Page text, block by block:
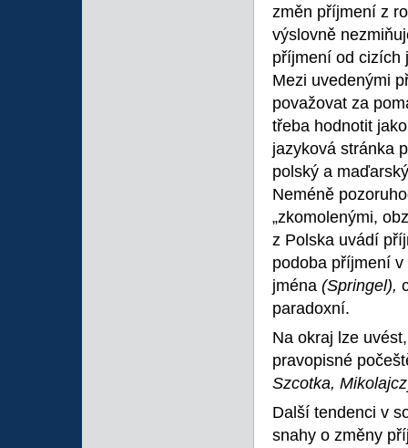
změn příjmení z
výslovně
příjmení od cizích
Mezi uvedenými
považovat za
třeba hodnotit
jazyková stránka
polský a
Neméně
„zkomolenými,
z Polska uvádí
podoba příjmení
jména (Springel),
paradoxní.
Na okraj lze
pravopisné
Szcotka,
Další tendenci v
snahy o změny